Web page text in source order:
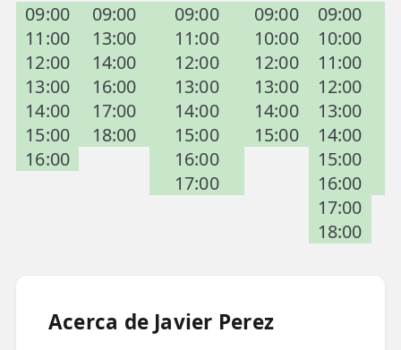
TIENDA
🛍️ Tienda Bonos
🛍️ Tienda Productos Fisioterapia
🎁 Tarjetas Regalo
🛒 Carrito
09:00
11:00
12:00
13:00
14:00
15:00
16:00
09:00
13:00
14:00
16:00
17:00
18:00
09:00
11:00
12:00
13:00
14:00
15:00
16:00
17:00
09:00
10:00
12:00
13:00
14:00
15:00
09:00
10:00
11:00
12:00
13:00
14:00
15:00
16:00
17:00
18:00
Acerca de Javier Perez